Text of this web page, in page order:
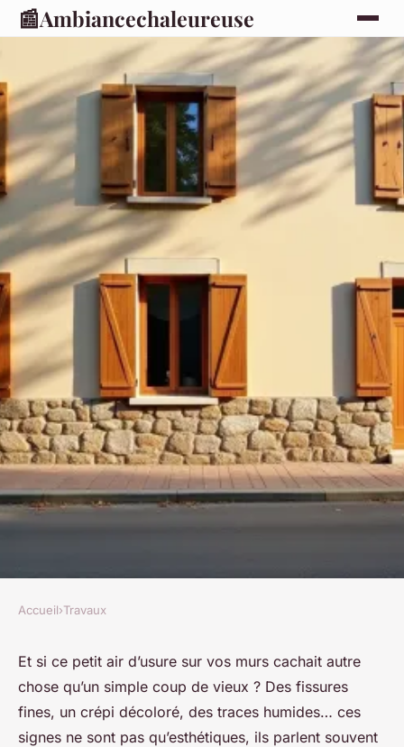
📰Ambiancechaleureuse
Renovation de facade efficace
à Orléans pour embellir votre
maison
Accueil›Travaux
Et si ce petit air d’usure sur vos murs cachait autre
chose qu’un simple coup de vieux ? Des fissures
fines, un crépi décoloré, des traces humides… ces
signes ne sont pas qu’esthétiques, ils parlent souvent